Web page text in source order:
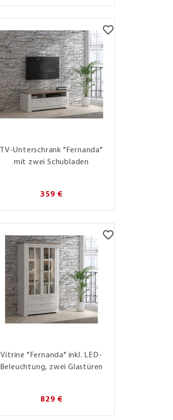
TV-Unterschrank "Fernanda"
mit zwei Schubladen
359 €
Vitrine "Fernanda" inkl. LED-
Beleuchtung, zwei Glastüren
829 €